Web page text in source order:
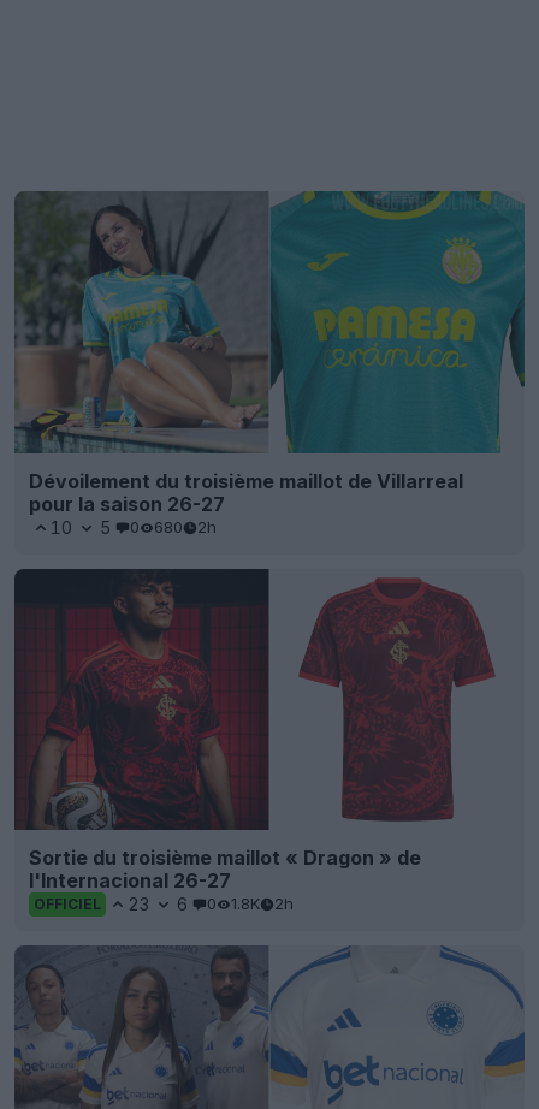
Dévoilement du troisième maillot de Villarreal
pour la saison 26-27
10 5 0 680 2h
Sortie du troisième maillot « Dragon » de
l'Internacional 26-27
OFFICIEL 23 6 0 1.8K 2h